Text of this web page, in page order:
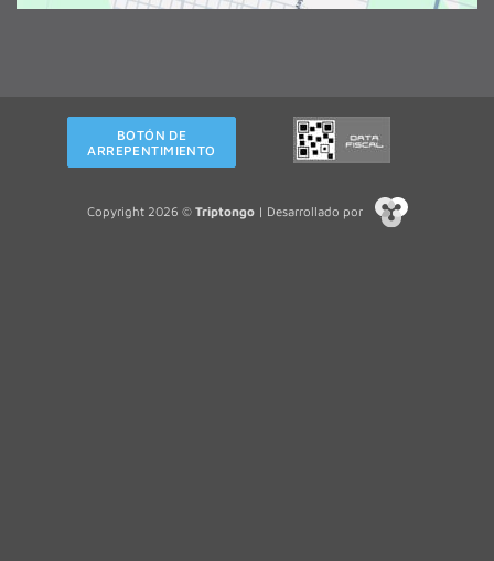
BOTÓN DE
ARREPENTIMIENTO
Copyright 2026 © Triptongo| Desarrollado por